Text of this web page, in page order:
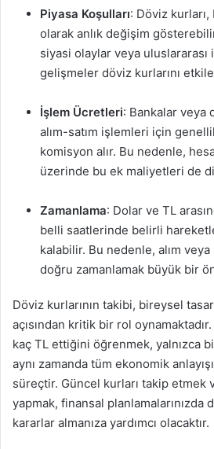
Piyasa Koşulları: Döviz
olarak anlık değişim
siyasi olaylar veya uluslararası
gelişmeler döviz kurlarını
İşlem Ücretleri: Bankalar veya
alım-satım işlemleri için
komisyon alır. Bu nedenle,
üzerinde bu ek maliyetleri de
Zamanlama: Dolar ve TL
belli saatlerinde belirli
kalabilir. Bu nedenle, alım
doğru zamanlamak büyük bir
Döviz kurlarının takibi, bireysel
açısından kritik bir rol
kaç TL ettiğini öğrenmek, yalnızca
aynı zamanda tüm ekonomik
süreçtir. Güncel kurları takip etmek
yapmak, finansal planlamalarınızda
kararlar almanıza yardımcı olacaktır.